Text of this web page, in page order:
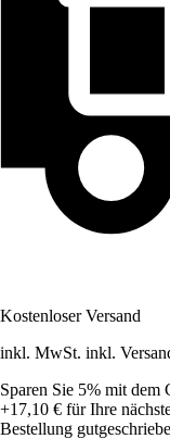
Kostenloser Versand
inkl. MwSt. inkl.
Sparen Sie 5% mit dem
+17,10 € für Ihre
Bestellung